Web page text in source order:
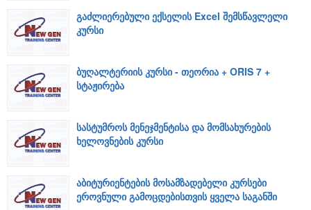
გაძლიერებული ექსელის Excel შემსწავლელი
კურსი
ბუღალტერიის კურსი - თეორია + ORIS 7 +
სტაჟირება
სასტუმროს მენეჯმენტისა და მომსახურების
ხელოვნების კურსი
აბიტურიენტების მოსამზადებელი კურსები
ეროვნული გამოცდებისთვის ყველა საგანში